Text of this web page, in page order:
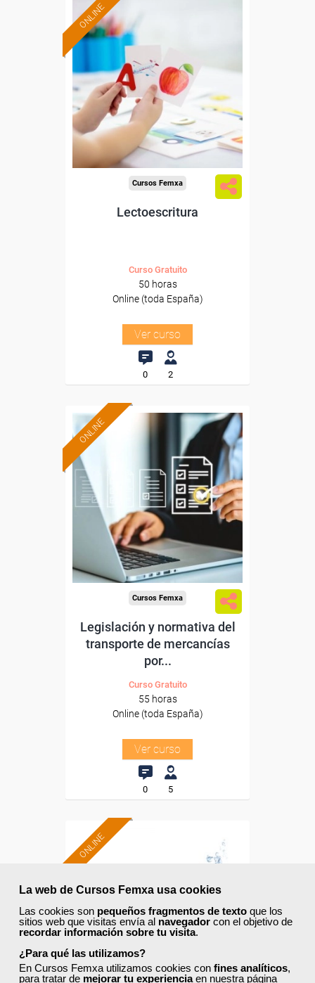
La web de Cursos Femxa usa cookies
Las cookies son pequeños fragmentos de texto que los
sitios web que visitas envía al navegador con el objetivo de
recordar información sobre tu visita.
¿Para qué las utilizamos?
En Cursos Femxa utilizamos cookies con fines analíticos,
para tratar de mejorar tu experienciaen nuestra página
ONLINE
Formación 100%
subvencionada.
Para desempleados,
trabajadores y autónomos.
Sector
-Educación.
Cursos Femxa
Lectoescritura
Curso Gratuito
50 horas
Online (toda España)
Ver curso
0 2
ONLINE
Formación 100%
subvencionada.
Para desempleados,
trabajadores y autónomos.
Sector
-Transporte y Logística.
Cursos Femxa
Legislación y normativa del
transporte de mercancías
por...
Curso Gratuito
55 horas
Online (toda España)
Ver curso
0 5
ONLINE
Para desempleados,
trabajadores y autónomos.
-Mediambiente.